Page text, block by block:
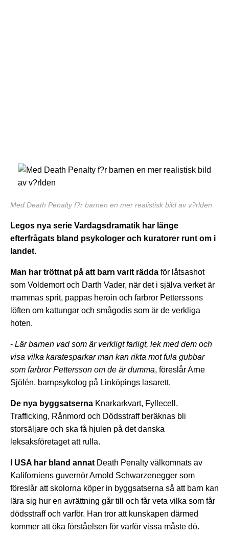
Med Death Penalty f?r barnen en mer realistisk bild av v?rlden
Legos nya serie Vardagsdramatik har länge
efterfrågats bland psykologer och kuratorer runt om i
landet.
Man har tröttnat på att barn varit rädda för låtsashot
som Voldemort och Darth Vader, när det i själva verket är
mammas sprit, pappas heroin och farbror Petterssons
löften om kattungar och smågodis som är de verkliga
hoten.
- Lär barnen vad som är verkligt farligt, lek med dem och
visa vilka karatesparkar man kan rikta mot fula gubbar
som farbror Pettersson om de är dumma, föreslår Arne
Sjölén, barnpsykolog på Linköpings lasarett.
De nya byggsatserna Knarkarkvart, Fyllecell,
Trafficking, Rånmord och Dödsstraff beräknas bli
storsäljare och ska få hjulen på det danska
leksaksföretaget att rulla.
I USA har bland annat Death Penalty välkomnats av
Kaliforniens guvernör Arnold Schwarzenegger som
föreslår att skolorna köper in byggsatserna så att barn kan
lära sig hur en avrättning går till och får veta vilka som får
dödsstraff och varför. Han tror att kunskapen därmed
kommer att öka förståelsen för varför vissa måste dö.